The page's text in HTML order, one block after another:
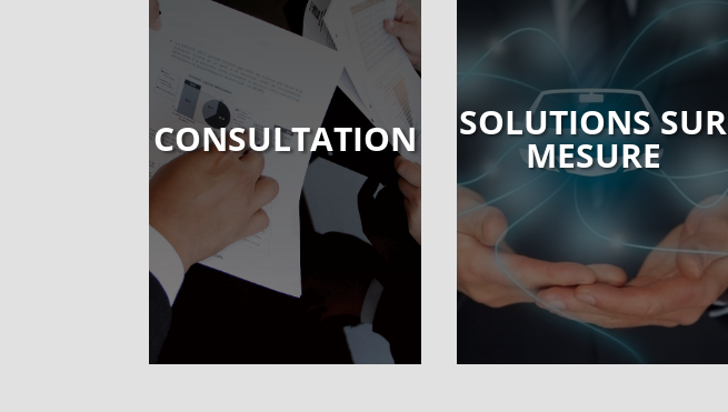
CONSULTATION SOLUTIONS SUR
MESURE